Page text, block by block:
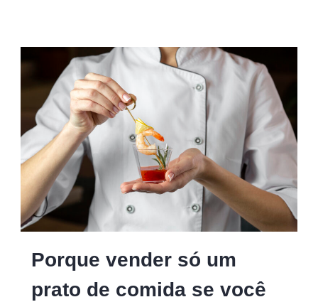
Porque vender só um
prato de comida se você